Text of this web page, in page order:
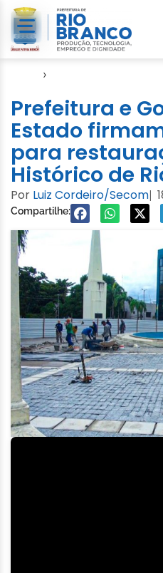
›
Prefeitura e
Estado
para
Histórico de
Por Luiz Cordeiro/Secom|
Compartilhe: